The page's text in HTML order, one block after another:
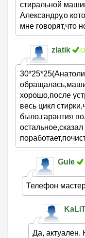
стиральной
Александру,о
мне говорят,что
zlatik
хорошо,после
весь цикл
было,гарантия
Gule
Телефон
Да, актуален.